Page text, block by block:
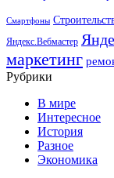
Смартфоны
Яндекс.Вебмастер
маркетинг
Рубрики
В мире
Интересное
История
Разное
Экономика